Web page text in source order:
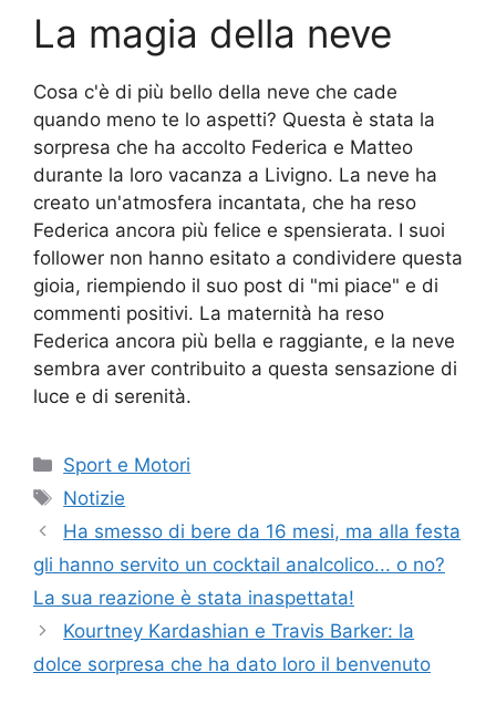
La magia della neve
Cosa c'è di più bello della neve che cade
quando meno te lo aspetti? Questa è stata la
sorpresa che ha accolto Federica e Matteo
durante la loro vacanza a Livigno. La neve ha
creato un'atmosfera incantata, che ha reso
Federica ancora più felice e spensierata. I suoi
follower non hanno esitato a condividere questa
gioia, riempiendo il suo post di "mi piace" e di
commenti positivi. La maternità ha reso
Federica ancora più bella e raggiante, e la neve
sembra aver contribuito a questa sensazione di
luce e di serenità.
Categorie
Sport e Motori
Tag
Notizie
Ha smesso di bere da 16 mesi, ma alla festa
gli hanno servito un cocktail analcolico... o no?
La sua reazione è stata inaspettata!
Kourtney Kardashian e Travis Barker: la
dolce sorpresa che ha dato loro il benvenuto